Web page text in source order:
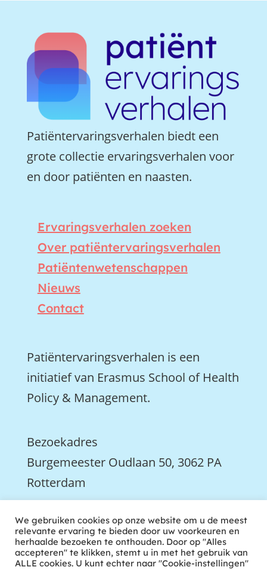
Patiëntervaringsverhalen biedt een
grote collectie ervaringsverhalen voor
en door patiënten en naasten.
Ervaringsverhalen zoeken
Over patiëntervaringsverhalen
Patiëntenwetenschappen
Nieuws
Contact
Patiëntervaringsverhalen is een
initiatief van Erasmus School of Health
Policy & Management.
Bezoekadres
Burgemeester Oudlaan 50, 3062 PA
Rotterdam
 We zijn ook actief op LinkedIn
We gebruiken cookies op onze website om u de meest
relevante ervaring te bieden door uw voorkeuren en
herhaalde bezoeken te onthouden. Door op "Alles
accepteren" te klikken, stemt u in met het gebruik van
ALLE cookies. U kunt echter naar "Cookie-instellingen"